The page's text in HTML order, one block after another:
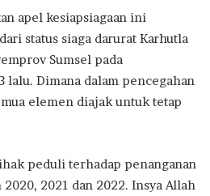
apel kesiapsiagaan ini
status siaga darurat Karhutla
Sumsel pada
lalu. Dimana dalam pencegahan
elemen diajak untuk tetap
peduli terhadap penanganan
2021 dan 2022. Insya Allah